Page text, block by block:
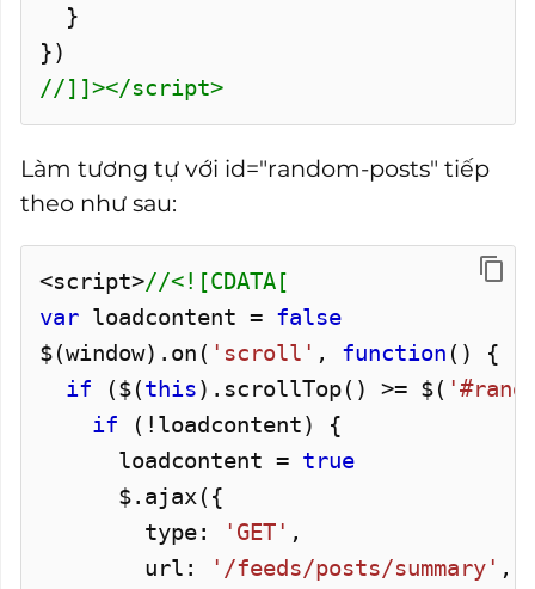
}
})
//]]></script>
Làm tương tự với id="random-posts" tiếp
theo như sau:
<script>//<![CDATA[
var loadcontent = false
$(window). on ( 'scroll' , function () {
if ($(this). scrollTop() >= $(
if (!loadcontent) {
loadcontent = true
$. ajax({
type:
'GET' ,
url:
'/feeds/posts/summary' ,